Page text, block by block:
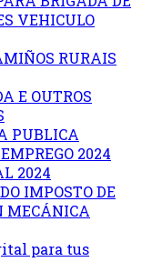
VEHICULO
RURAIS
E OUTROS
PUBLICA
2024
2024
IMPOSTO DE
MECÁNICA
para tus